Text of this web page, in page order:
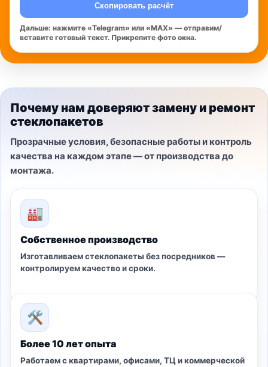
Скопировать расчёт
Дальше: нажмите «Telegram» или «MAX» — отправим/
вставите готовый текст. Прикрепите фото окна.
Почему нам доверяют замену и ремонт
стеклопакетов
Прозрачные условия, безопасные работы и контроль
качества на каждом этапе — от производства до
монтажа.
🏭
Собственное производство
Изготавливаем стеклопакеты без посредников —
контролируем качество и сроки.
🛠
Более 10 лет опыта
Работаем с квартирами, офисами, ТЦ и коммерческой